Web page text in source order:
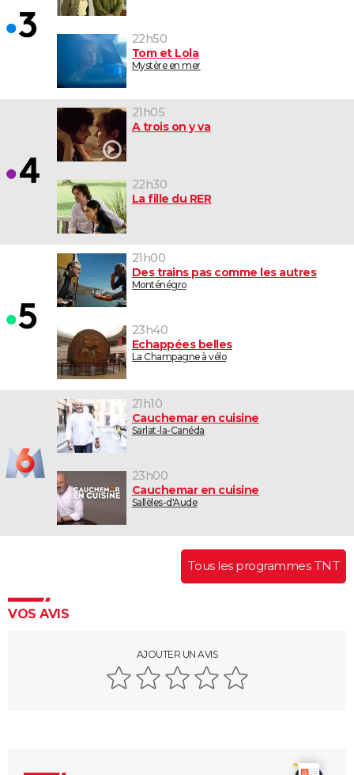
22h50
Tom et Lola
Mystère en mer
21h05
A trois on y va
22h30
La fille du RER
21h00
Des trains pas comme les autres
Monténégro
23h40
Echappées belles
La Champagne à vélo
21h10
Cauchemar en cuisine
Sarlat-la-Canéda
23h00
Cauchemar en cuisine
Sallèles-d'Aude
Tous les programmes TNT
VOS AVIS
AJOUTER UN AVIS